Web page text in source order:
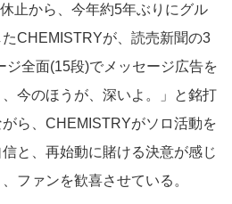
止から、今年約5年ぶりにグル
CHEMISTRYが、読売新聞の3
ジ全面(15段)でメッセージ広告を
今のほうが、深いよ。」と銘打
ら、CHEMISTRYがソロ活動を
と、再始動に賭ける決意が感じ
ファンを歓喜させている。